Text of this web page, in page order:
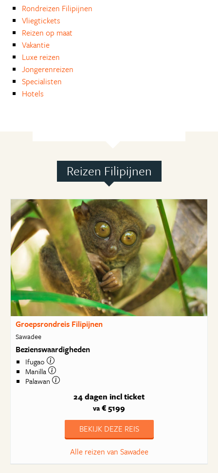
Rondreizen Filipijnen
Vliegtickets
Reizen op maat
Vakantie
Luxe reizen
Jongerenreizen
Specialisten
Hotels
Reizen Filipijnen
Groepsrondreis Filipijnen
Sawadee
Bezienswaardigheden
Ifugao
Manilla
Palawan
24 dagen incl ticket
va € 5199
BEKIJK DEZE REIS
Alle reizen van Sawadee